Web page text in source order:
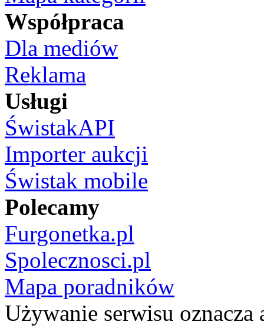
Współpraca
Dla mediów
Reklama
Usługi
ŚwistakAPI
Importer aukcji
Świstak mobile
Polecamy
Furgonetka.pl
Spolecznosci.pl
Mapa poradników
Używanie serwisu oznacza